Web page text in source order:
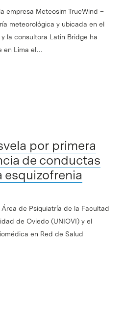
empresa Meteosim TrueWind –
meteorológica y ubicada en el
la consultora Latin Bridge ha
en Lima el…
por primera
de conductas
esquizofrenia
de Psiquiatría de la Facultad
de Oviedo (UNIOVI) y el
en Red de Salud